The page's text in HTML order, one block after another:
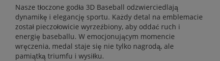
Nasze tłoczone godła 3D Baseball odzwierciedlają
dynamikę i elegancję sportu. Każdy detal na emblemacie
został pieczołowicie wyrzeźbiony, aby oddać ruch i
energię baseballu. W emocjonującym momencie
wręczenia, medal staje się nie tylko nagrodą, ale
pamiątką triumfu i wysiłku.